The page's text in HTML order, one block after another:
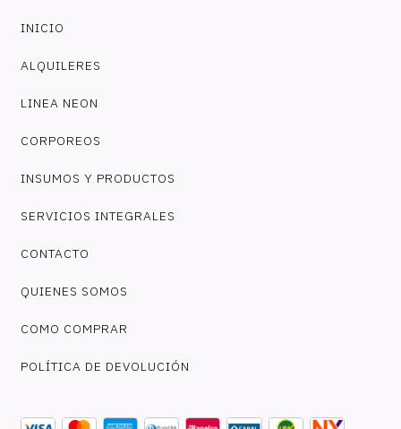
INICIO
ALQUILERES
LINEA NEON
CORPOREOS
INSUMOS Y PRODUCTOS
SERVICIOS INTEGRALES
CONTACTO
QUIENES SOMOS
COMO COMPRAR
POLÍTICA DE DEVOLUCIÓN